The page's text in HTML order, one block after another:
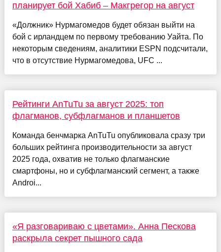
планирует бой Хабиб – Макгрегор на август
«Должник» Нурмагомедов будет обязан выйти на
бой с ирландцем по первому требованию Уайта. По
некоторым сведениям, аналитики ESPN подсчитали,
что в отсутствие Нурмагомедова, UFC ...
Рейтинги AnTuTu за август 2025: топ
флагманов, субфлагманов и планшетов
Команда бенчмарка AnTuTu опубликовала сразу три
больших рейтинга производительности за август
2025 года, охватив не только флагманские
смартфоны, но и субфлагманский сегмент, а также
Androi...
«Я разговариваю с цветами». Анна Пескова
раскрыла секрет пышного сада